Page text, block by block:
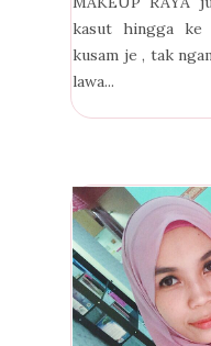
kasut hingga
kusam je , tak
lawa...